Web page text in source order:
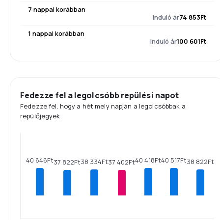
7 nappal korábban
induló ár74 853Ft
1 nappal korábban
induló ár100 601Ft
Fedezze fel a legolcsóbb repülési napot
Fedezze fel, hogy a hét mely napján a legolcsóbbak a
repülőjegyek.
40 646Ft37 822Ft38 334Ft37 402Ft40 418Ft40 517Ft38 822Ft